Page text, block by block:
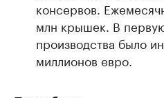
консервов.
млн крышек. В
производства было
миллионов евро.